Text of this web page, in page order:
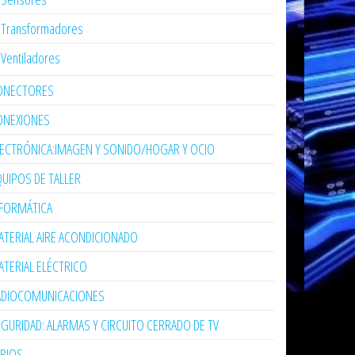
Transformadores
Ventiladores
Y SONIDO/HOGAR Y OCIO
DE TALLER
AIRE ACONDICIONADO
ELÉCTRICO
ALARMAS Y CIRCUITO CERRADO DE TV